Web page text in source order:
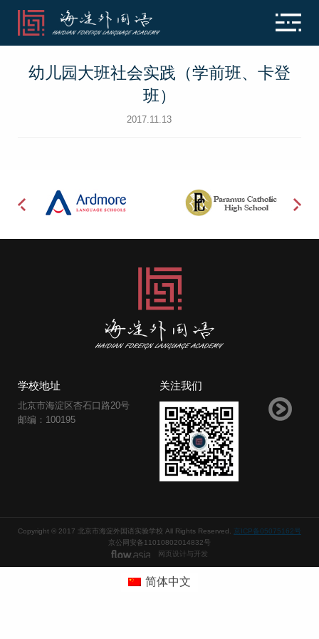
幼儿园大班社会实践（学前班、卡登
班）
2017.11.13
学校地址
北京市海淀区杏石口路20号
邮编：100195
关注我们
Copyright © 2017 北京市海淀外国语实验学校 All Rights Reserved. 京ICP备05075162号
京公网安备11010802014832号
网页设计与开发
简体中文